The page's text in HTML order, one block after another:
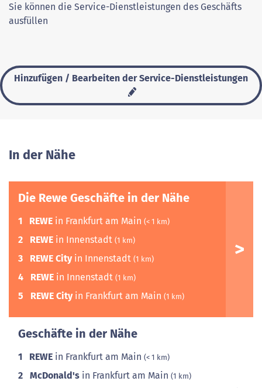
Sie können die Service-Dienstleistungen des Geschäfts
ausfüllen
Hinzufügen / Bearbeiten der Service-Dienstleistungen
In der Nähe
Die Rewe Geschäfte in der Nähe
1 REWE in Frankfurt am Main (< 1 km)
2 REWE in Innenstadt (1 km)
3 REWE Cityin Innenstadt (1 km)
4 REWE in Innenstadt (1 km)
5 REWE Cityin Frankfurt am Main (1 km)
Geschäfte in der Nähe
1 REWE in Frankfurt am Main (< 1 km)
2 McDonald's in Frankfurt am Main (1 km)